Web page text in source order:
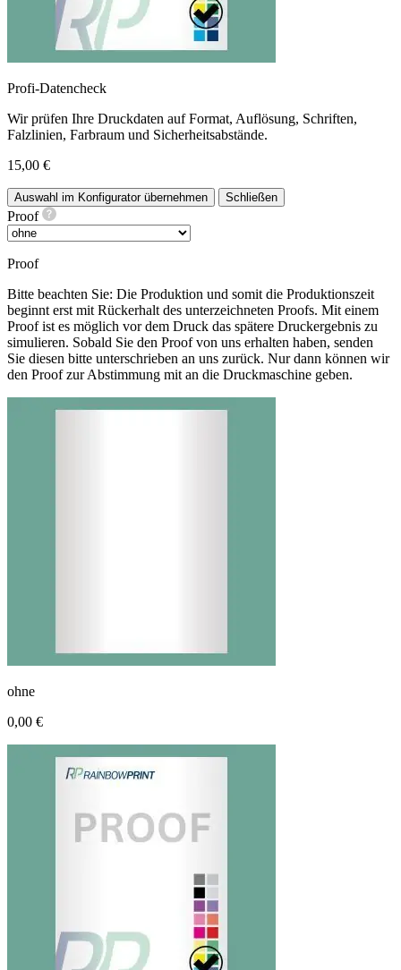
Profi-Datencheck
Wir prüfen Ihre Druckdaten auf Format, Auflösung, Schriften,
Falzlinien, Farbraum und Sicherheitsabstände.
15,00 €
Auswahl im Konfigurator übernehmen Schließen
Proof
Proof
Bitte beachten Sie: Die Produktion und somit die Produktionszeit
beginnt erst mit Rückerhalt des unterzeichneten Proofs. Mit einem
Proof ist es möglich vor dem Druck das spätere Druckergebnis zu
simulieren. Sobald Sie den Proof von uns erhalten haben, senden
Sie diesen bitte unterschrieben an uns zurück. Nur dann können wir
den Proof zur Abstimmung mit an die Druckmaschine geben.
ohne
0,00 €